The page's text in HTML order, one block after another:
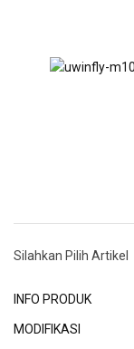
Silahkan Pilih Artikel
INFO PRODUK
MODIFIKASI